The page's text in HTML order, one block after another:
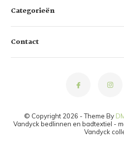
Categorieën
Contact
© Copyright 2026 - Theme By
Vandyck bedlinnen en badtextiel -
Vandyck